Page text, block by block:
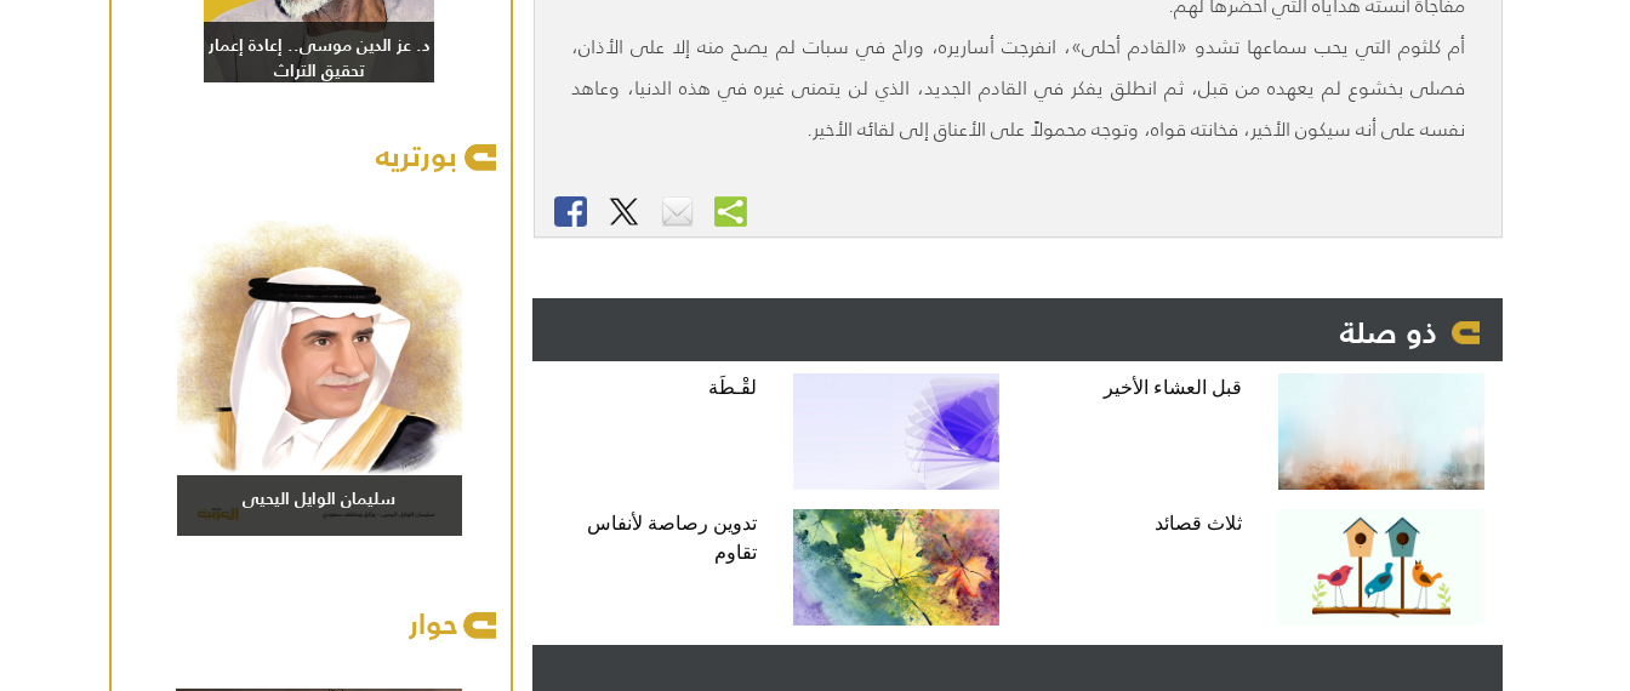
أم كلثوم التي يحب سماعها تشدو «القادم أحلى»، انفرجت أساريره، وراح في سبات لم يصح منه إلا على الأذان،
فصلى بخشوع لم يعهده من قبل، ثم انطلق يفكر في القادم الجديد، الذي لن يتمنى غيره في هذه الدنيا، وعاهد
نفسه على أنه سيكون الأخير، فخانته قواه، وتوجه محمولاً على الأعناق إلى لقائه الأخير.
ذو صلة
قبل العشاء الأخير لقْـطَة
ثلاث قصائد
تدوين رصاصة لأنفاس
تقاوم
د. عز الدين موسى.. إعادة إعمار
تحقيق التراث
بورتريه
سليمان الوايل اليحيى
حوار